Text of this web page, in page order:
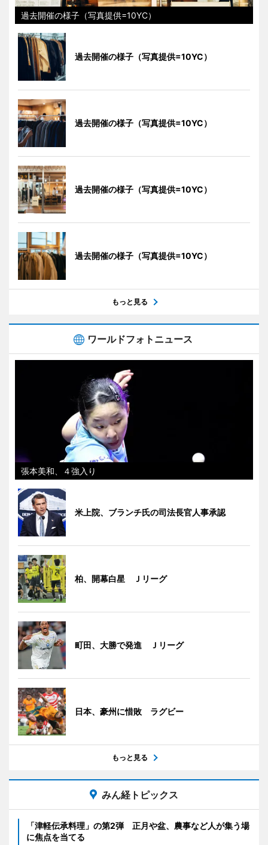
過去開催の様子（写真提供=10YC）
過去開催の様子（写真提供=10YC）
過去開催の様子（写真提供=10YC）
過去開催の様子（写真提供=10YC）
過去開催の様子（写真提供=10YC）
もっと見る
ワールドフォトニュース
張本美和、４強入り
米上院、ブランチ氏の司法長官人事承認
柏、開幕白星 Ｊリーグ
町田、大勝で発進 Ｊリーグ
日本、豪州に惜敗 ラグビー
もっと見る
みん経トピックス
「津軽伝承料理」の第2弾 正月や盆、農事など人が集う場
に焦点を当てる